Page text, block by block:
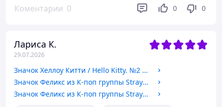
Коментарии 0 0 0
Лариса К.
29.07.2026
Значок Хеллоу Китти / Hello Kitty. №2 44мм
Значок Феликс из К-поп группы Stray Kids / Стрей Кидс. №15 44мм
Значок Феликс из К-поп группы Stray Kids / Стрей Кидс. №8 44мм